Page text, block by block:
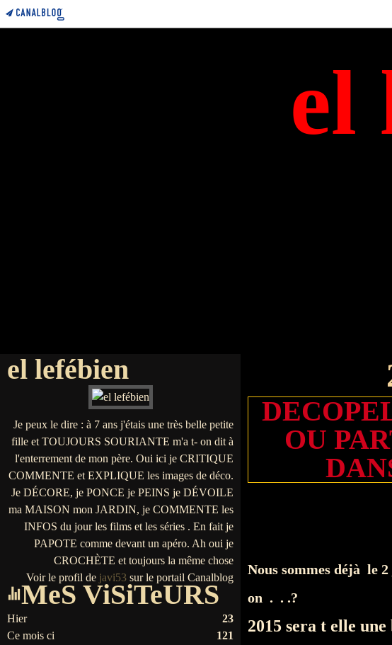
el
el lefébien
Je peux le dire : à 7 ans j'étais une très belle petite
fille et TOUJOURS SOURIANTE m'a t- on dit à
l'enterrement de mon père. Oui ici je CRITIQUE
COMMENTE et EXPLIQUE les images de déco.
Je DÉCORE, je PONCE je PEINS je DÉVOILE
ma MAISON mon JARDIN, je COMMENTE les
INFOS du jour les films et les séries . En fait je
PAPOTE comme devant un apéro. Ah oui je
CROCHÈTE et toujours la même chose
Voir le profil de javi53 sur le portail Canalblog
MeS ViSiTeURS
Hier
23
Ce mois ci
121
OU
Nous sommes déjà le
on . . .?
2015 sera t elle une